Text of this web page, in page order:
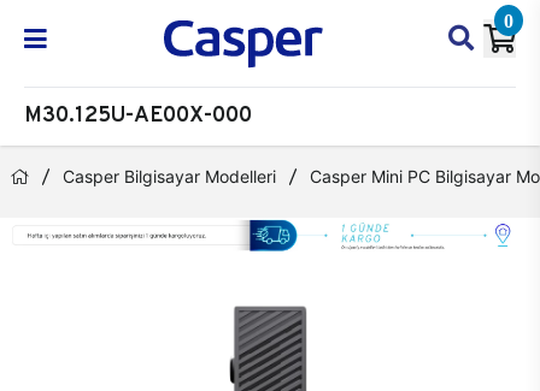
0
M30.125U-AE00X-000
Casper Bilgisayar Modelleri Casper Mini PC Bilgisayar